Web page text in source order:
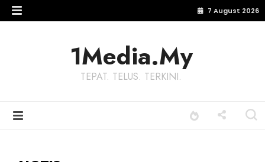
7 August 2026
1Media.My
TEPAT. TELUS. TERKINI.